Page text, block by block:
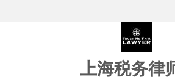
上海税务律